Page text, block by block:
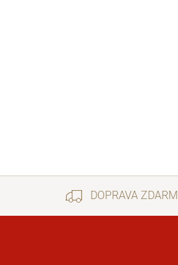
DOPRAVA